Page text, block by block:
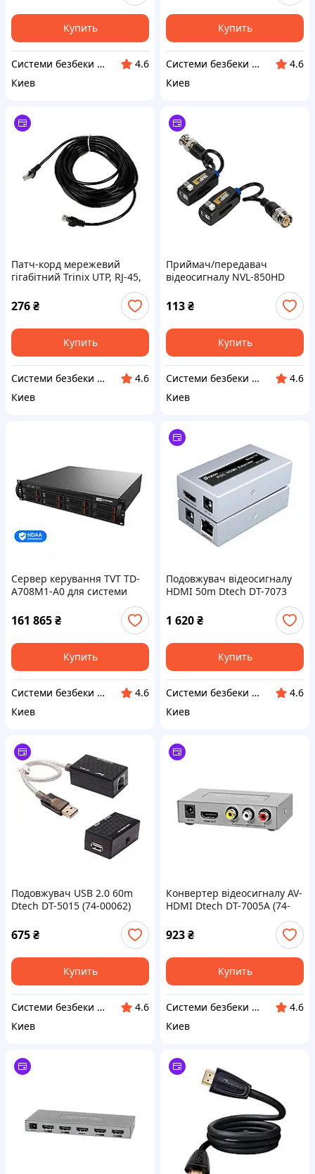
Купить
Системи безбеки Айгвард
4.6
Киев
Купить
Системи безбеки Айгвард
4.6
Киев
Патч-корд мережевий
гігабітний Trinix UTP, RJ-45,
CAT.5 25m Black (73-00648)
276₴
Купить
Системи безбеки Айгвард
4.6
Киев
Приймач/передавач
відеосигналу NVL-850HD
113₴
Купить
Системи безбеки Айгвард
4.6
Киев
Сервер керування TVT TD-
A708M1-A0 для системи
відеоспостереження (77-
00393)
161 865₴
Купить
Системи безбеки Айгвард
4.6
Киев
Подовжувач відеосигналу
HDMI 50m Dtech DT-7073
1 620₴
Купить
Системи безбеки Айгвард
4.6
Киев
Подовжувач USB 2.0 60m
Dtech DT-5015 (74-00062)
675₴
Купить
Системи безбеки Айгвард
4.6
Киев
Конвертер відеосигналу AV-
HDMI Dtech DT-7005A (74-
923₴
Купить
Системи безбеки Айгвард
4.6
Киев